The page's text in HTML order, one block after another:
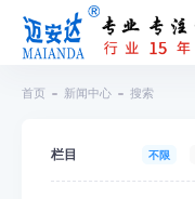
首页 新闻中心 搜索
栏目 不限